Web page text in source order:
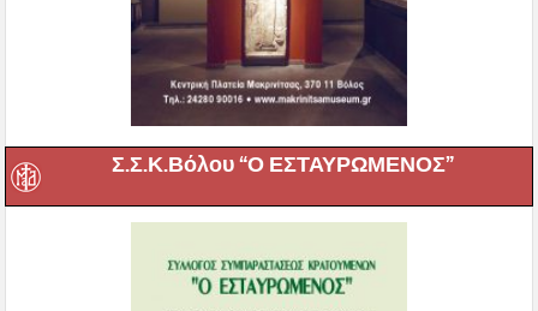
Σ.Σ.Κ.Βόλου “Ο ΕΣΤΑΥΡΩΜΕΝΟΣ”